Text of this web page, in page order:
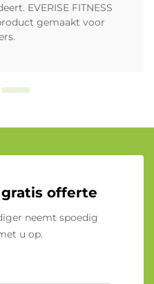
EVERISE FITNESS
gemaakt voor
offerte
neemt spoedig
u op.